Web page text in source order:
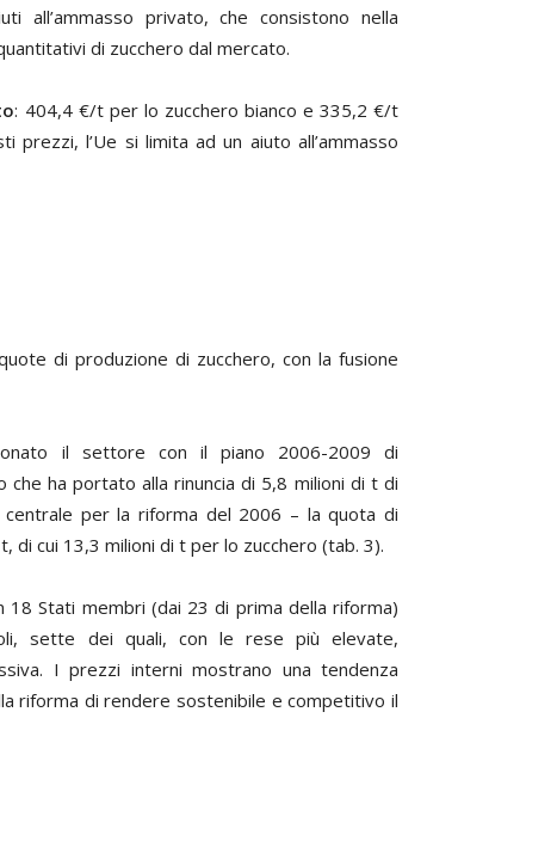
privato, che consistono nella
di zucchero dal mercato.
: 404,4 €/t per lo zucchero bianco e 335,2 €/t
l’Ue si limita ad un aiuto all’ammasso
di produzione di zucchero, con la fusione
il settore con il piano 2006-2009 di
ha portato alla rinuncia di 5,8 milioni di t di
per la riforma del 2006 – la quota di
di cui 13,3 milioni di t per lo zucchero (tab. 3).
18 Stati membri (dai 23 di prima della riforma)
sette dei quali, con le rese più elevate,
I prezzi interni mostrano una tendenza
riforma di rendere sostenibile e competitivo il